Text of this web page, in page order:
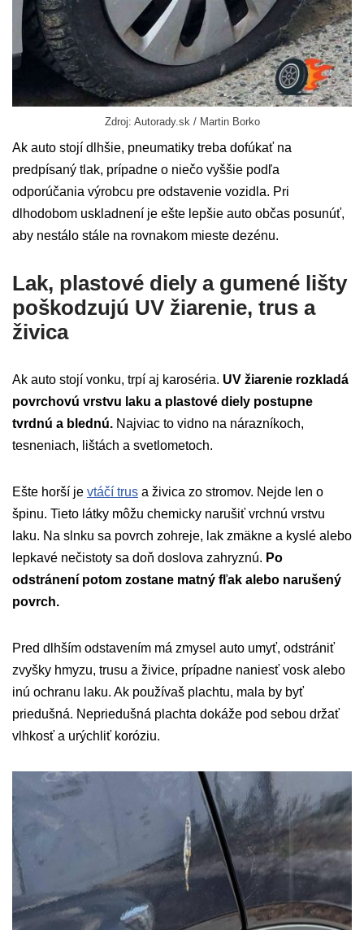
Zdroj: Autorady.sk / Martin Borko
Ak auto stojí dlhšie, pneumatiky treba dofúkať na
predpísaný tlak, prípadne o niečo vyššie podľa
odporúčania výrobcu pre odstavenie vozidla. Pri
dlhodobom uskladnení je ešte lepšie auto občas posunúť,
aby nestálo stále na rovnakom mieste dezénu.
Lak, plastové diely a gumené lišty
poškodzujú UV žiarenie, trus a
živica
Ak auto stojí vonku, trpí aj karoséria. UV žiarenie rozkladá
povrchovú vrstvu laku a plastové diely postupne
tvrdnú a blednú. Najviac to vidno na nárazníkoch,
tesneniach, lištách a svetlometoch.
Ešte horší je vtáčí trus a živica zo stromov. Nejde len o
špinu. Tieto látky môžu chemicky narušiť vrchnú vrstvu
laku. Na slnku sa povrch zohreje, lak zmäkne a kyslé alebo
lepkavé nečistoty sa doň doslova zahryznú. Po
odstránení potom zostane matný fľak alebo narušený
povrch.
Pred dlhším odstavením má zmysel auto umyť, odstrániť
zvyšky hmyzu, trusu a živice, prípadne naniesť vosk alebo
inú ochranu laku. Ak používaš plachtu, mala by byť
priedušná. Nepriedušná plachta dokáže pod sebou držať
vlhkosť a urýchliť koróziu.